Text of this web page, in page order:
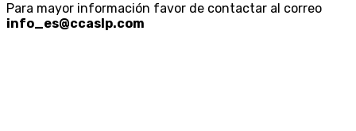
Para mayor información favor de contactar al correo
info_es@ccaslp.com